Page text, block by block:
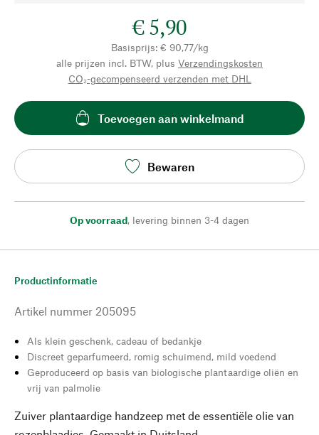
€ 5,90
Basisprijs: € 90,77/kg
alle prijzen incl. BTW, plus Verzendingskosten
CO₂-gecompenseerd verzenden met DHL
Toevoegen aan winkelmand
Bewaren
Op voorraad, levering binnen 3-4 dagen
Productinformatie
Artikel nummer 205095
Als klein geschenk, cadeau of bedankje
Discreet geparfumeerd, romig schuimend, mild voedend
Geproduceerd op basis van biologische plantaardige oliën en
vrij van palmolie
Zuiver plantaardige handzeep met de essentiële olie van